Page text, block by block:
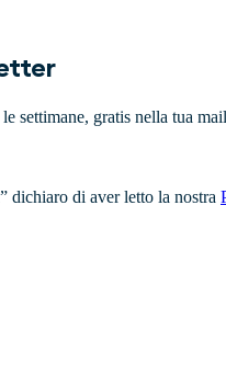
settimane, gratis nella tua mail
dichiaro di aver letto la nostra